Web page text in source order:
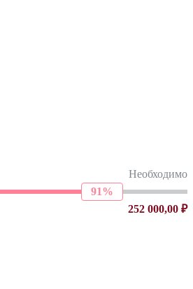
Необходимо
91%
252 000,00 ₽